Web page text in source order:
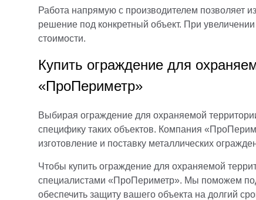
Работа напрямую с производителем позволяет
решение под конкретный объект. При
стоимости.
Купить ограждение для
«ПроПериметр»
Выбирая ограждение для охраняемой
специфику таких объектов. Компания
изготовление и поставку металлических
Чтобы купить ограждение для охраняемой
специалистами «ПроПериметр». Мы поможем
обеспечить защиту вашего объекта на долгий